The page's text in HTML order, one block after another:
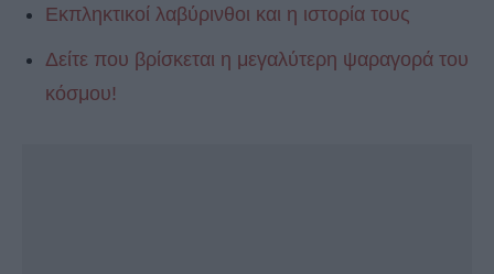
Εκπληκτικοί λαβύρινθοι και η ιστορία τους
Δείτε που βρίσκεται η μεγαλύτερη ψαραγορά του
κόσμου!